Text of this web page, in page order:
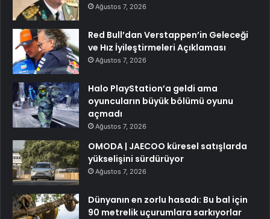
Ağustos 7, 2026
Red Bull’dan Verstappen’in Geleceği
ve Hız İyileştirmeleri Açıklaması
Ağustos 7, 2026
Halo PlayStation’a geldi ama
oyuncuların büyük bölümü oyunu
açmadı
Ağustos 7, 2026
OMODA | JAECOO küresel satışlarda
yükselişini sürdürüyor
Ağustos 7, 2026
Dünyanın en zorlu hasadı: Bu bal için
90 metrelik uçurumlara sarkıyorlar